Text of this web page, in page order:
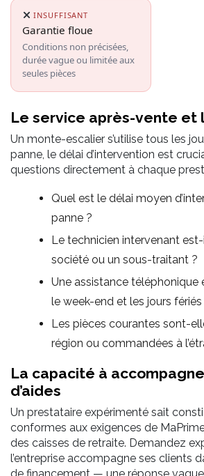
INSUFFISANT
Garantie floue
Conditions non précisées,
durée vague ou limitée aux
seules pièces
Le service après-vente et
Un monte-escalier s’utilise tous les
panne, le délai d’intervention est
questions directement à chaque
Quel est le délai moyen
panne ?
Le technicien intervenant
société ou un sous-traitant ?
Une assistance
le week-end et les jours fériés
Les pièces courantes sont-
région ou commandées à
La capacité à
d’aides
Un prestataire expérimenté sait
conformes aux exigences de
des caisses de retraite. Demandez
l’entreprise accompagne ses clients